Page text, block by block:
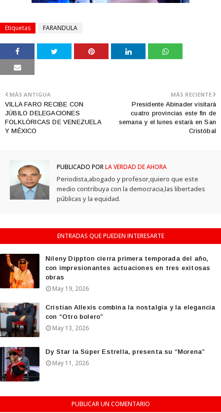
Etiquetas FARANDULA
MÁS RECIENTE
Presidente Abinader visitará
cuatro provincias este fin de
semana y el lunes estará en San
Cristóbal
MÁS ANTIGUA
VILLA FARO RECIBE CON
JÚBILO DELEGACIONES
FOLKLÓRICAS DE VENEZUELA
Y MÉXICO
PUBLICADO PORLA VERDAD DE AHORA
Periodista,abogado y profesor,quiero que este
medio contribuya con la democracia,las libertades
públicas y la equidad.
ENTRADAS QUE PUEDEN INTERESARTE
Nileny Dippton cierra primera temporada del año,
con impresionantes actuaciones en tres exitosas
obras
May 19, 2026
Cristian Allexis combina la nostalgia y la elegancia
con “Otro bolero”
May 13, 2026
Dy Star la Súper Estrella, presenta su “Morena”
May 11, 2026
PUBLICAR UN COMENTARIO